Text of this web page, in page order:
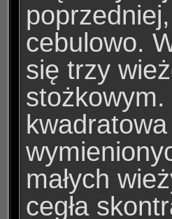
cebulowo.
się trzy
małych
cegła